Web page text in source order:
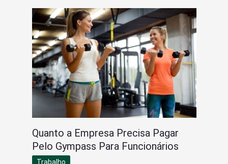
Quanto a Empresa Precisa Pagar
Pelo Gympass Para Funcionários
Trabalho